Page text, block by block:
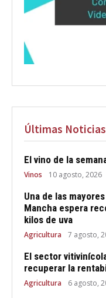
Últimas Noticias
El vino de la
Vinos 10 agosto, 2026
Una de las
Mancha espera
kilos de uva
Agricultura 7 agosto,
El sector
recuperar la
Agricultura 6 agosto,